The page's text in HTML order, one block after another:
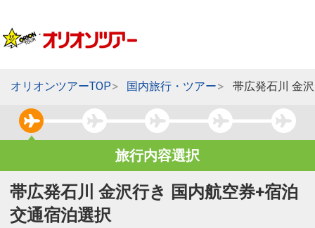
オリオンツアーTOP 国内旅行・ツアー 帯広発石川 金
旅行内容選択
帯広発石川 金沢行き 国内航空券+宿泊
交通宿泊選択